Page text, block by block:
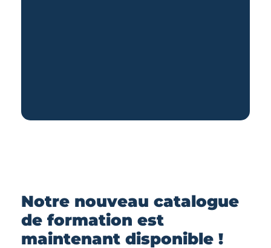
Notre nouveau catalogue
de formation est
maintenant disponible !